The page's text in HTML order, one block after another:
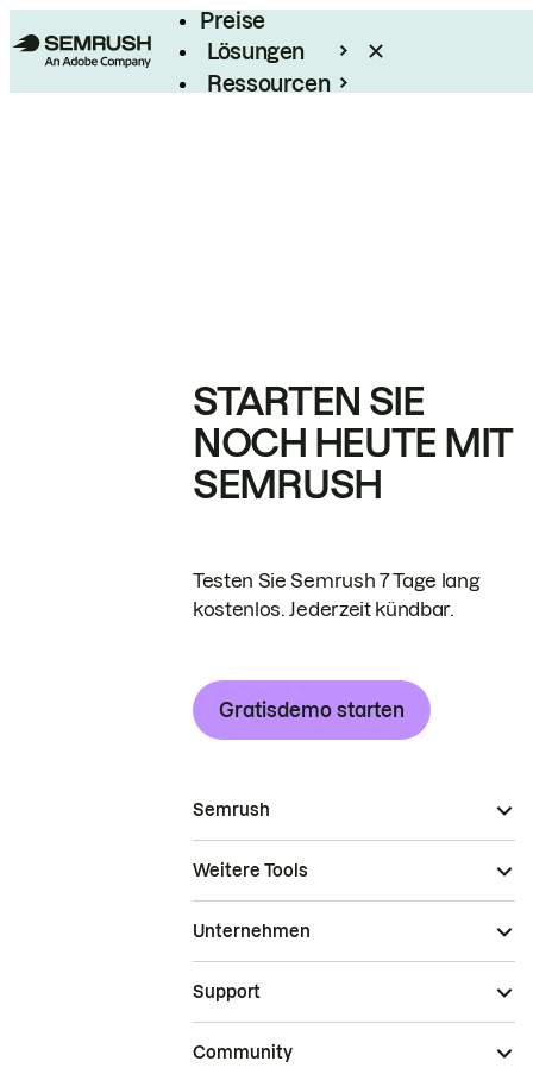
Preise
Lösungen
Ressourcen
STARTEN SIE
NOCH HEUTE MIT
SEMRUSH
Testen Sie Semrush 7 Tage lang
kostenlos. Jederzeit kündbar.
Gratisdemo starten
Semrush
Weitere Tools
Unternehmen
Support
Community